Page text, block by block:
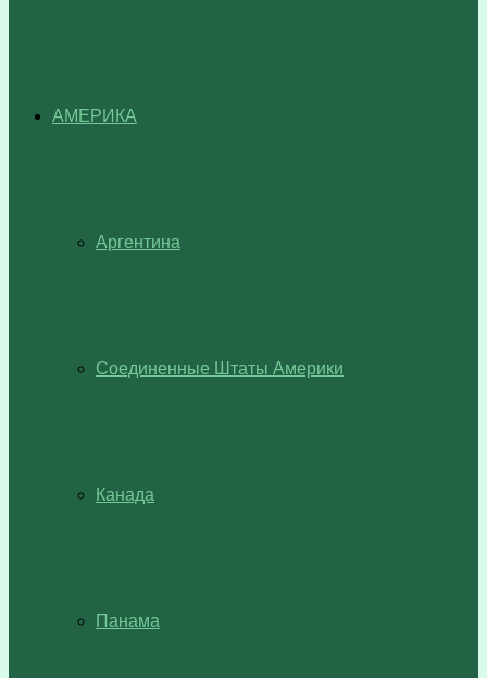
АМЕРИКА
Аргентина
Соединенные Штаты Америки
Канада
Панама